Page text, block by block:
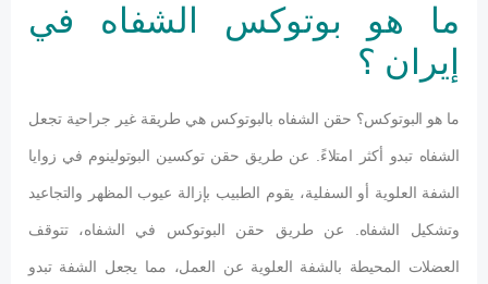
ما هو بوتوكس الشفاه في
إيران ؟
ما هو البوتوكس؟ حقن الشفاه بالبوتوكس هي طريقة غير جراحية تجعل
الشفاه تبدو أكثر امتلاءً. عن طريق حقن توكسين البوتولينوم في زوايا
الشفة العلوية أو السفلية، يقوم الطبيب بإزالة عيوب المظهر والتجاعيد
وتشكيل الشفاه. عن طريق حقن البوتوكس في الشفاه، تتوقف
العضلات المحيطة بالشفة العلوية عن العمل، مما يجعل الشفة تبدو